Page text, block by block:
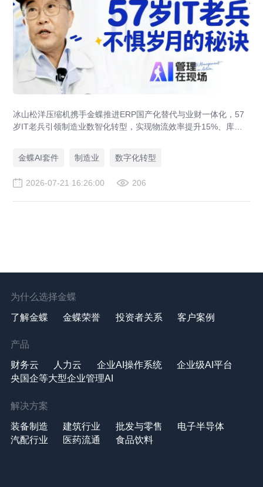
冰山松洋压缩机携手金蝶推进ERP国产化替代与业财一体化，57
岁IT老兵引领制造业数智化转型，实现物流效率提升15%、库存
金蝶AI套件
制造业 数字化转型
2026-07-21 16:26:00 206
为什么选择金蝶
了解金蝶 金蝶荣誉 投资者关系 客户案例
产品
财务云 人力云 企业AI操作系统
企业级AI平台
央国企等大型企业管理AI
解决方案
装备制造 建筑行业 批发与零售
电子半导体
汽配行业
医药流通 食品饮料